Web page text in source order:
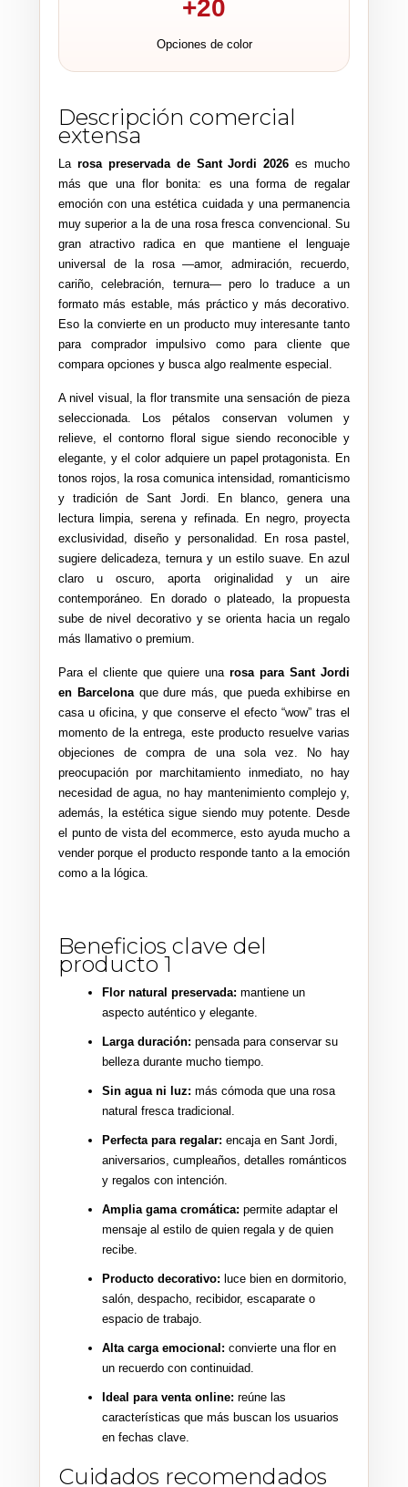
+20
Opciones de color
Descripción comercial
extensa
La rosa preservada de Sant Jordi 2026 es mucho
más que una flor bonita: es una forma de regalar
emoción con una estética cuidada y una permanencia
muy superior a la de una rosa fresca convencional. Su
gran atractivo radica en que mantiene el lenguaje
universal de la rosa —amor, admiración, recuerdo,
cariño, celebración, ternura— pero lo traduce a un
formato más estable, más práctico y más decorativo.
Eso la convierte en un producto muy interesante tanto
para comprador impulsivo como para cliente que
compara opciones y busca algo realmente especial.
A nivel visual, la flor transmite una sensación de pieza
seleccionada. Los pétalos conservan volumen y
relieve, el contorno floral sigue siendo reconocible y
elegante, y el color adquiere un papel protagonista. En
tonos rojos, la rosa comunica intensidad, romanticismo
y tradición de Sant Jordi. En blanco, genera una
lectura limpia, serena y refinada. En negro, proyecta
exclusividad, diseño y personalidad. En rosa pastel,
sugiere delicadeza, ternura y un estilo suave. En azul
claro u oscuro, aporta originalidad y un aire
contemporáneo. En dorado o plateado, la propuesta
sube de nivel decorativo y se orienta hacia un regalo
más llamativo o premium.
Para el cliente que quiere una rosa para Sant Jordi
en Barcelonaque dure más, que pueda exhibirse en
casa u oficina, y que conserve el efecto “wow” tras el
momento de la entrega, este producto resuelve varias
objeciones de compra de una sola vez. No hay
preocupación por marchitamiento inmediato, no hay
necesidad de agua, no hay mantenimiento complejo y,
además, la estética sigue siendo muy potente. Desde
el punto de vista del ecommerce, esto ayuda mucho a
vender porque el producto responde tanto a la emoción
como a la lógica.
Beneficios clave del
producto 1
Flor natural preservada: mantiene un
aspecto auténtico y elegante.
Larga duración: pensada para conservar su
belleza durante mucho tiempo.
Sin agua ni luz: más cómoda que una rosa
natural fresca tradicional.
Perfecta para regalar: encaja en Sant Jordi,
aniversarios, cumpleaños, detalles románticos
y regalos con intención.
Amplia gama cromática: permite adaptar el
mensaje al estilo de quien regala y de quien
recibe.
Producto decorativo: luce bien en dormitorio,
salón, despacho, recibidor, escaparate o
espacio de trabajo.
Alta carga emocional: convierte una flor en
un recuerdo con continuidad.
Ideal para venta online: reúne las
características que más buscan los usuarios
en fechas clave.
Cuidados recomendados